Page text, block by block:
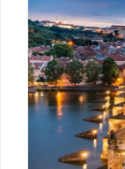
Prag 4